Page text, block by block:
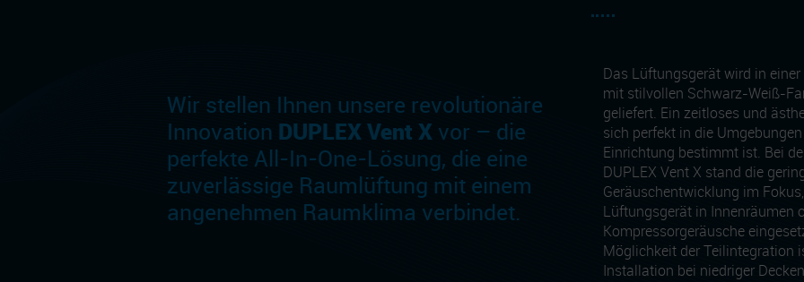
Wir stellen Ihnen unsere revolutionäre
Innovation DUPLEX Vent Xvor – die
perfekte All-In-One-Lösung, die eine
zuverlässige Raumlüftung mit einem
angenehmen Raumklima verbindet.
Das Lüftungsgerät wird in
mit stilvollen Schwarz-Weiß-
geliefert. Ein zeitloses und
sich perfekt in die
Einrichtung bestimmt ist. Bei
DUPLEX Vent X stand die
Geräuschentwicklung im
Lüftungsgerät in Innenräumen
Kompressorgeräusche
Möglichkeit der Teilintegration
Installation bei niedriger